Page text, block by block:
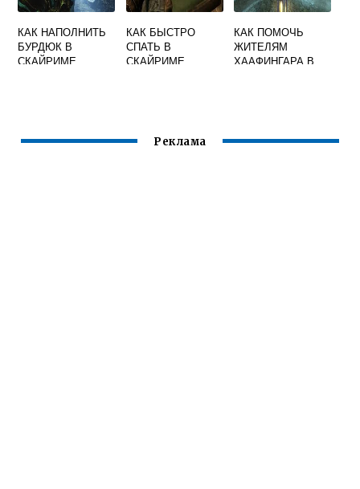
КАК НАПОЛНИТЬ
БУРДЮК В
СКАЙРИМЕ
КАК БЫСТРО
СПАТЬ В
СКАЙРИМЕ
КАК ПОМОЧЬ
ЖИТЕЛЯМ
ХААФИНГАРА В
Реклама